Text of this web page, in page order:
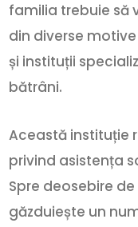
familia trebuie să
din diverse
și instituții
bătrâni.
Această instituție
privind asistența
Spre deosebire
găzduiește un